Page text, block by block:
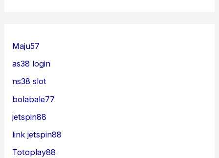
Maju57
as38 login
ns38 slot
bolabale77
jetspin88
link jetspin88
Totoplay88